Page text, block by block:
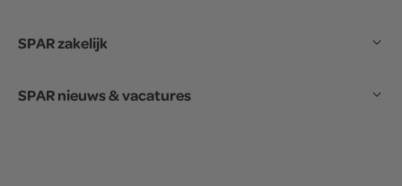
SPAR zakelijk
SPAR nieuws & vacatures